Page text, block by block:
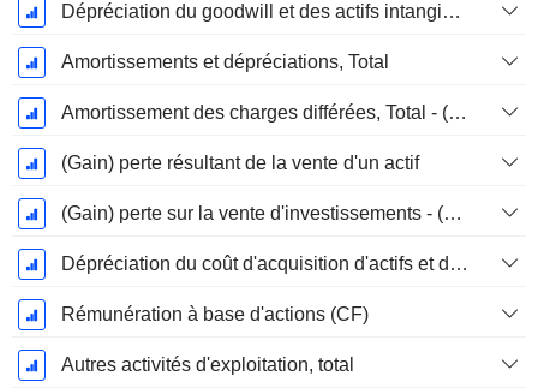
Dépréciation du goodwill et des actifs intangibles
Amortissements et dépréciations, Total
Amortissement des charges différées, Total - (CF)
(Gain) perte résultant de la vente d'un actif
(Gain) perte sur la vente d'investissements - (CF)
Dépréciation du coût d'acquisition d'actifs et dépenses de restructuration
Rémunération à base d'actions (CF)
Autres activités d'exploitation, total